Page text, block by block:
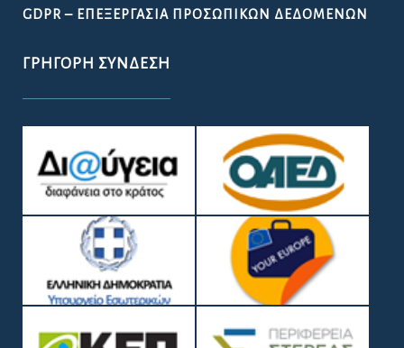
GDPR – ΕΠΕΞΕΡΓΑΣΙΑ ΠΡΟΣΩΠΙΚΩΝ ΔΕΔΟΜΕΝΩΝ
ΓΡΉΓΟΡΗ ΣΎΝΔΕΣΗ